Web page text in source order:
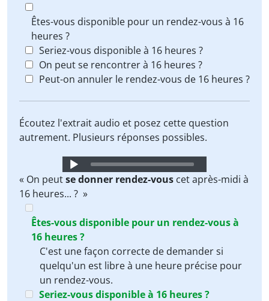
Êtes-vous disponible pour un rendez-vous à 16
heures ?
Seriez-vous disponible à 16 heures ?
On peut se rencontrer à 16 heures ?
Peut-on annuler le rendez-vous de 16 heures ?
Écoutez l'extrait audio et posez cette question
autrement. Plusieurs réponses possibles.
Audio
Player
« On peutse donner rendez-vous cet après-midi à
16 heures... ? »
Êtes-vous disponible pour un rendez-vous à
16 heures ?
C'est une façon correcte de demander si
quelqu'un est libre à une heure précise pour
un rendez-vous.
Seriez-vous disponible à 16 heures ?